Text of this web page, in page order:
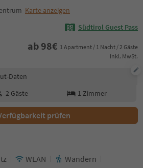
Karte anzeigen
Südtirol Guest Pass
ab 98€ 1 Apartment / 1 Nacht / 2 Gäste
Inkl. MwSt.
Daten
2 Gäste 1 Zimmer
prüfen
WLAN
Wandern